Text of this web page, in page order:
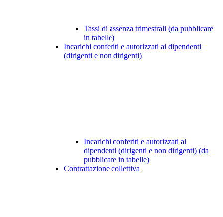
Tassi di assenza trimestrali (da pubblicare
in tabelle)
Incarichi conferiti e autorizzati ai dipendenti
(dirigenti e non dirigenti)
Incarichi conferiti e autorizzati ai
dipendenti (dirigenti e non dirigenti) (da
pubblicare in tabelle)
Contrattazione collettiva